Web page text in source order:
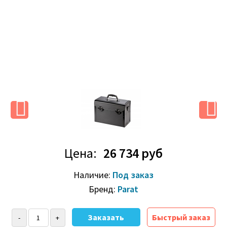
Цена: 26 734 руб
Наличие: Под заказ
Бренд: Parat
Быстрый заказ